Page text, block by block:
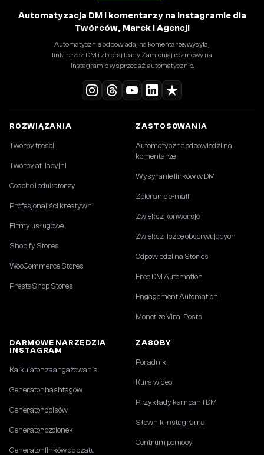
Automatyzacja DM i komentarzy na Instagramie dla
Twórców, Marek i Agencji
Automatycznie odpowiadaj na komentarze, wysyłaj
linki przez DM i zbieraj leady. Zamieniaj rozmowy na
Instagramie w sprzedaż, automatycznie.
ROZWIĄZANIA
Twórcy treści
Twórcy afiliacyjni
Coache i edukatorzy
Profesjonaliści kreatywni
Firmy usługowe
Shopify Stores
WooCommerce Stores
PrestaShop Stores
ZASTOSOWANIA
Automatyczne odpowiedzi na
komentarze
Wysyłanie linków w DM
Zbieranie e-maili
Zwiększ konwersje
Zwiększ liczbę obserwujących
Odpowiedzi na Stories
Free DM Automation
Engagement Automation
Monetize Viral Posts
DARMOWE NARZĘDZIA
INSTAGRAM
Kalkulator zaangażowania
Generator hashtagów
Generator opisów
Generator czcionek
Generator linków do czatu
ZASOBY
Poradniki
Kurs wideo
Przykłady kampanii DM
Słownik Instagrama
Centrum pomocy